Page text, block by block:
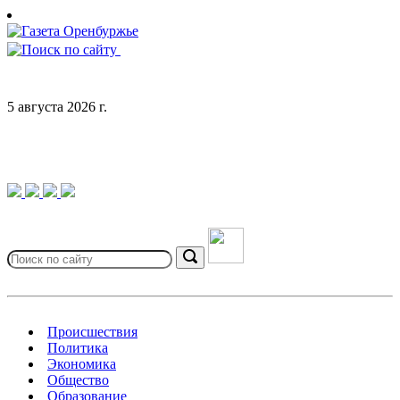
Skip
to
content
5 августа 2026 г.
for:
Search
Происшествия
Политика
Экономика
Общество
Образование